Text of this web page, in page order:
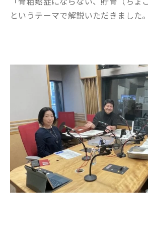
というテーマで解説いただきました。